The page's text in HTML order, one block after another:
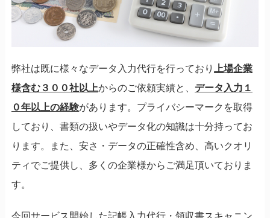
弊社は既に様々なデータ入力代行を行っており
上場企業
様含む３００社以上からのご依頼実績と、 データ入力１
０年以上の経験があります。プライバシーマークを取得
しており、書類の扱いやデータ化の知識は十分持ってお
ります。また、安さ・データの正確性含め、高いクオリ
ティでご提供し、多くの企業様からご満足頂いておりま
す。